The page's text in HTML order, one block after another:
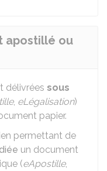
apostillé ou
délivrées sous
, eLégalisation)
papier.
permettant de
un document
(eApostille,